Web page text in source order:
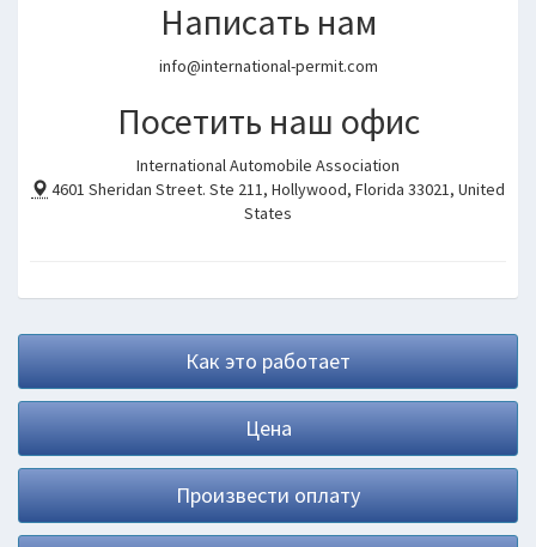
Написать нам
info@international-permit.com
Посетить наш офис
International Automobile Association
4601 Sheridan Street. Ste 211, Hollywood, Florida 33021, United
States
Как это работает
Цена
Произвести оплату